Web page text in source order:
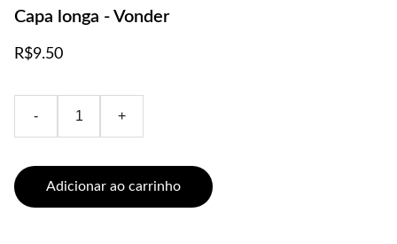
Capa longa - Vonder
R$9.50
- +
Adicionar ao carrinho